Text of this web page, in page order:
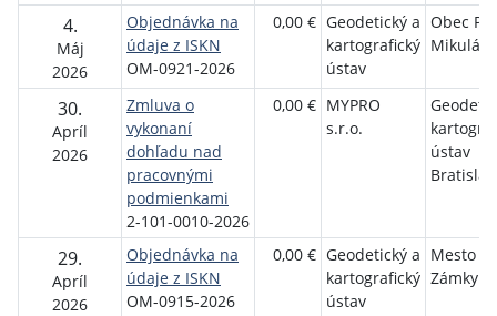
4.
Máj
2026
Objednávka na
údaje z ISKN
OM-0921-2026
0,00 € Geodetický a
kartografický
ústav
Obec
Mikuláš
30.
Apríl
2026
Zmluva o
vykonaní
dohľadu nad
pracovnými
podmienkami
2-101-0010-2026
0,00 € MYPRO
s.r.o.
ústav
29.
Apríl
2026
Objednávka na
údaje z ISKN
OM-0915-2026
0,00 € Geodetický a
kartografický
ústav
Mesto
Zámky